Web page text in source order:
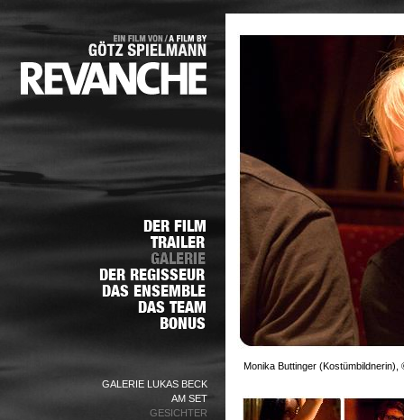
GALERIE LUKAS BECK
AM SET
GESICHTER
Monika Buttinger (Kostümbildnerin),